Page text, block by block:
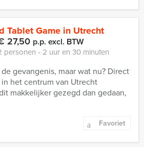
Tablet Game in Utrecht
27,50 p.p. excl. BTW
personen ‐ 2 uur en 30 minuten
gevangenis, maar wat nu? Direct
het centrum van Utrecht
makkelijker gezegd dan gedaan,
Favoriet